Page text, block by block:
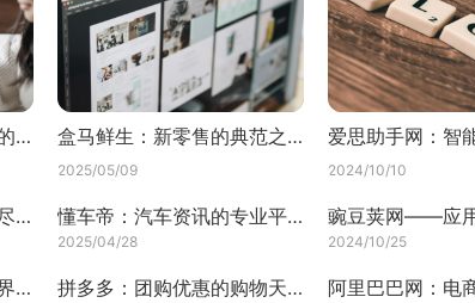
焦点房地产网：房产资讯的热门之选 盒马鲜生：新零售的典范之作
2025/05/09 2024/10/10
百度文库：文档资源的无尽宝藏 懂车帝：汽车资讯的专业平台
2025/04/28 2024/10/25
探索移动通信网：连接世界的无形纽带 拼多多：团购优惠的购物天堂